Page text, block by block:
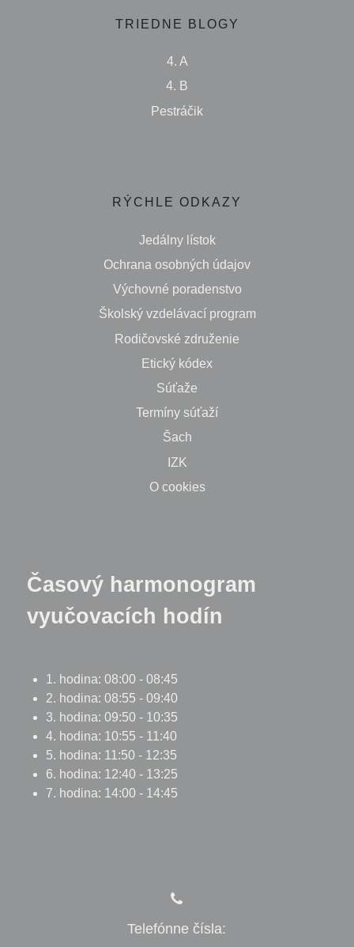
TRIEDNE BLOGY
4. A
4. B
Pestráčik
RÝCHLE ODKAZY
Jedálny lístok
Ochrana osobných údajov
Výchovné poradenstvo
Školský vzdelávací program
Rodičovské združenie
Etický kódex
Súťaže
Termíny súťaží
Šach
IZK
O cookies
Časový harmonogram
vyučovacích hodín
1. hodina: 08:00 - 08:45
2. hodina: 08:55 - 09:40
3. hodina: 09:50 - 10:35
4. hodina: 10:55 - 11:40
5. hodina: 11:50 - 12:35
6. hodina: 12:40 - 13:25
7. hodina: 14:00 - 14:45
Telefónne čísla: